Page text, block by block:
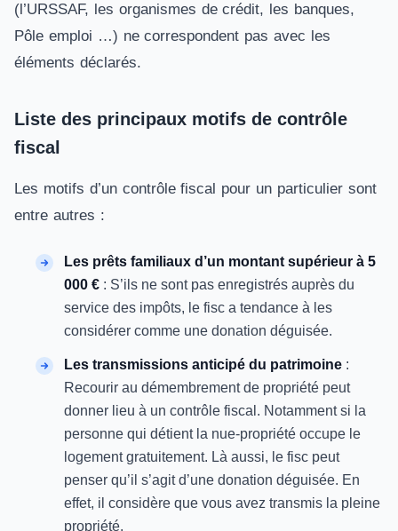
(l’URSSAF, les organismes de crédit, les banques,
Pôle emploi …) ne correspondent pas avec les
éléments déclarés.
Liste des principaux motifs de contrôle
fiscal
Les motifs d’un contrôle fiscal pour un particulier sont
entre autres :
Les prêts familiaux d’un montant supérieur à 5
000 € : S’ils ne sont pas enregistrés auprès du
service des impôts, le fisc a tendance à les
considérer comme une donation déguisée.
Les transmissions anticipé du patrimoine :
Recourir au démembrement de propriété peut
donner lieu à un contrôle fiscal. Notamment si la
personne qui détient la nue-propriété occupe le
logement gratuitement. Là aussi, le fisc peut
penser qu’il s’agit d’une donation déguisée. En
effet, il considère que vous avez transmis la pleine
propriété.